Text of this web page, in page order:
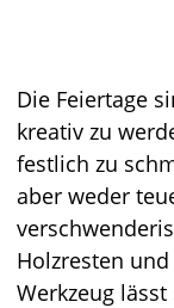
Die Feiertage
kreativ zu
festlich zu
aber weder
Holzresten
Werkzeug